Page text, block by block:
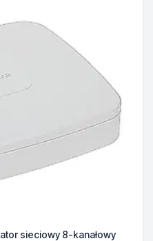
sieciowy 8-kanałowy